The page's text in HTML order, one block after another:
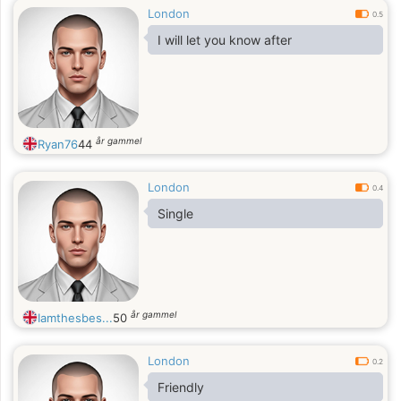
London 0.5
I will let you know after
Ryan7644 år gammel
London 0.4
Single
Iamthesbes...50 år gammel
London 0.2
Friendly